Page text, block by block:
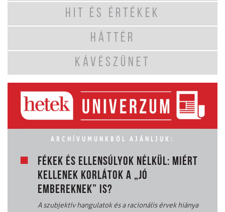
HIT ÉS ÉRTÉKEK
HÁTTÉR
KÁVÉSZÜNET
ARCHÍVUMUNKBÓL AJÁNLJUK:
FÉKEK ÉS ELLENSÚLYOK NÉLKÜL: MIÉRT
KELLENEK KORLÁTOK A „JÓ
EMBEREKNEK” IS?
A szubjektív hangulatok és a racionális érvek hiánya